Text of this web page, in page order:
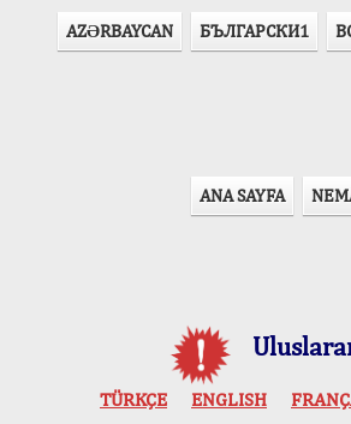
AZӘRBAYCAN БЪЛГАРСКИ1
ANA SAYFA
TÜRKÇE ENGLISH